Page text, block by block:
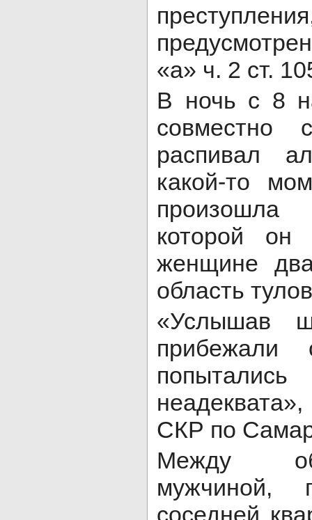
«а» ч. 2 ст.
В ночь с 8
совместно
распивал
какой-то
которой он
женщине
область
«Услышав
прибежали
СКР по
Между
мужчиной,
соседней